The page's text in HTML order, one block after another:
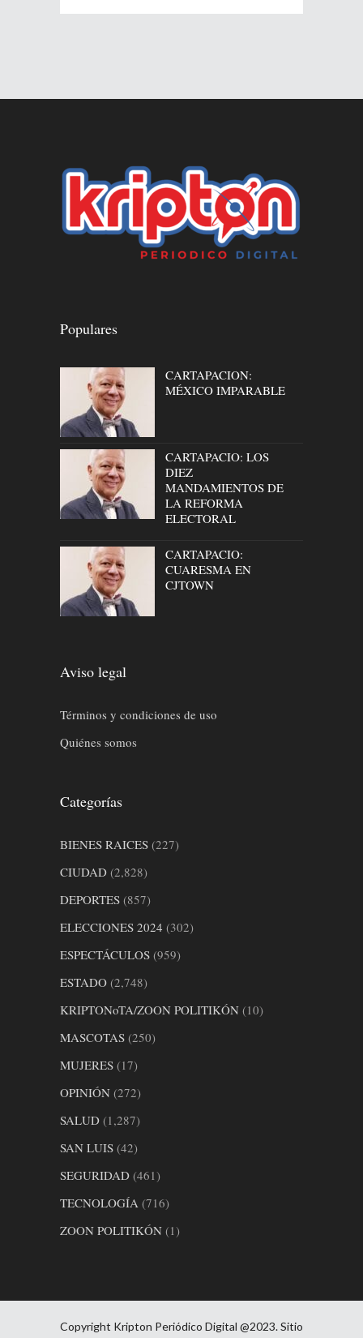
Populares
CARTAPACION:
MÉXICO IMPARABLE
CARTAPACIO: LOS
DIEZ
MANDAMIENTOS DE
LA REFORMA
ELECTORAL
CARTAPACIO:
CUARESMA EN
CJTOWN
Aviso legal
Términos y condiciones de uso
Quiénes somos
Categorías
BIENES RAICES (227)
CIUDAD (2,828)
DEPORTES (857)
ELECCIONES 2024 (302)
ESPECTÁCULOS (959)
ESTADO (2,748)
KRIPTONoTA/ZOON POLITIKÓN (10)
MASCOTAS (250)
MUJERES (17)
OPINIÓN (272)
SALUD (1,287)
SAN LUIS (42)
SEGURIDAD (461)
TECNOLOGÍA (716)
ZOON POLITIKÓN (1)
Copyright Kripton Periódico Digital @2023. Sitio